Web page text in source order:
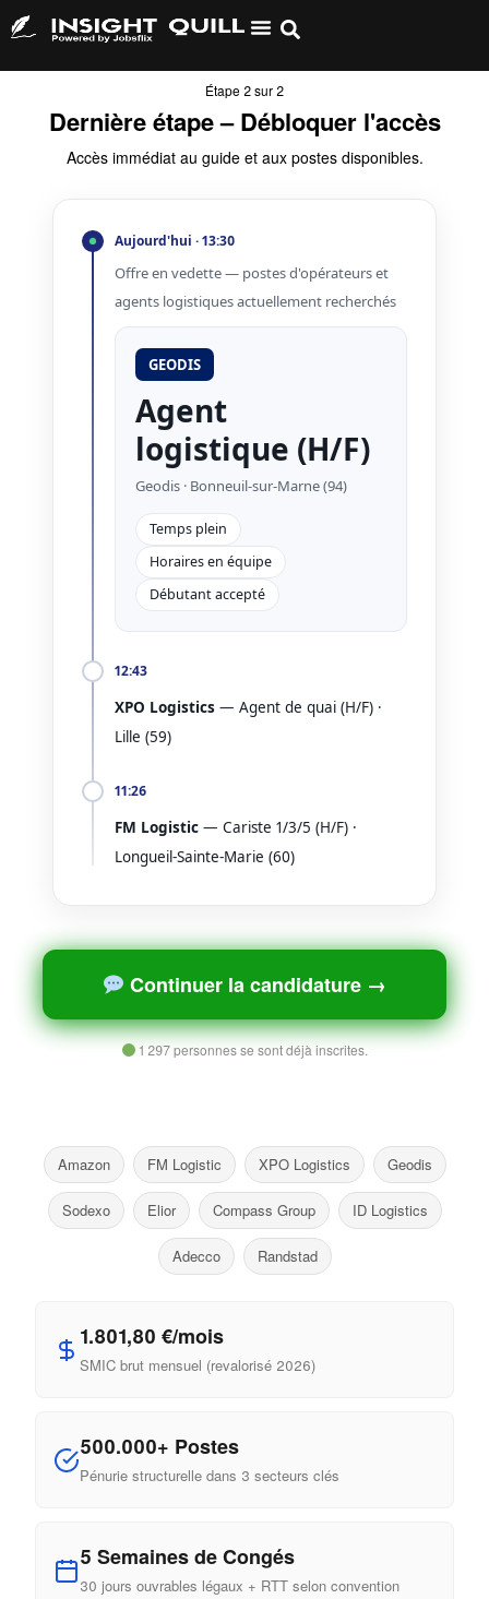
Étape 2 sur 2
Dernière étape – Débloquer l'accès
Accès immédiat au guide et aux postes disponibles.
Aujourd'hui · 13:30
Offre en vedette — postes d'opérateurs et
agents logistiques actuellement recherchés
GEODIS
Agent
logistique (H/F)
Geodis · Bonneuil-sur-Marne (94)
Temps plein
Horaires en équipe
Débutant accepté
12:43
XPO Logistics — Agent de quai (H/F) ·
Lille (59)
11:26
FM Logistic — Cariste 1/3/5 (H/F) ·
Longueil-Sainte-Marie (60)
Continuer la candidature →
1 297 personnes se sont déjà inscrites.
Amazon FM Logistic XPO Logistics Geodis
Sodexo Elior Compass Group ID Logistics
Adecco Randstad
1.801,80 €/mois
SMIC brut mensuel (revalorisé 2026)
500.000+ Postes
Pénurie structurelle dans 3 secteurs clés
5 Semaines de Congés
30 jours ouvrables légaux + RTT selon convention